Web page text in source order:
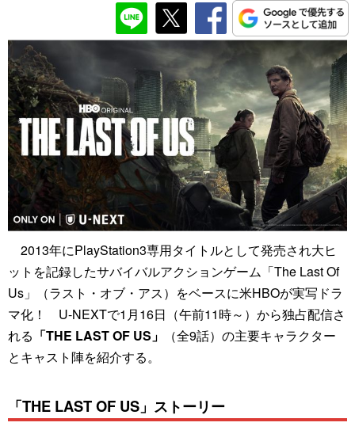
2013年にPlayStation3専用タイトルとして発売され大ヒ
ットを記録したサバイバルアクションゲーム「The Last Of
Us」（ラスト・オブ・アス）をベースに米HBOが実写ドラ
マ化！ U-NEXTで1月16日（午前11時～）から独占配信さ
れる 「THE LAST OF US」
（全9話）の主要キャラクター
とキャスト陣を紹介する。
「THE LAST OF US」ストーリー